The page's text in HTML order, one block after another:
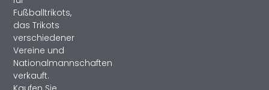
Fußballtrikots,
das Trikots
verschiedener
Vereine und
Nationalmannschaften
verkauft.